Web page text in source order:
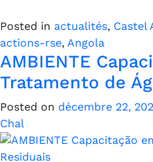
Posted in actualités, Castel
actions-rse, Angola
AMBIENTE
Tratamento de
Posted on décembre 22,
Chal